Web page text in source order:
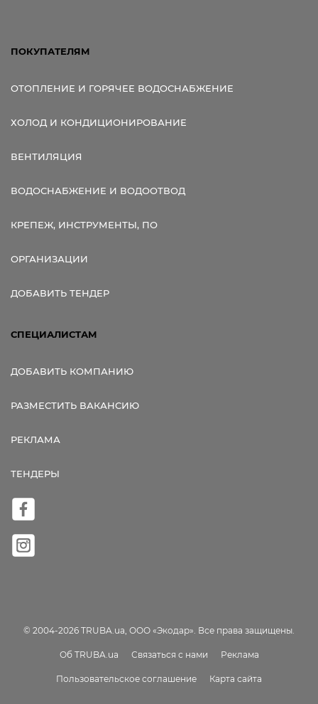
ПОКУПАТЕЛЯМ
ОТОПЛЕНИЕ И ГОРЯЧЕЕ ВОДОСНАБЖЕНИЕ
ХОЛОД И КОНДИЦИОНИРОВАНИЕ
ВЕНТИЛЯЦИЯ
ВОДОСНАБЖЕНИЕ И ВОДООТВОД
КРЕПЕЖ, ИНСТРУМЕНТЫ, ПО
ОРГАНИЗАЦИИ
ДОБАВИТЬ ТЕНДЕР
СПЕЦИАЛИСТАМ
ДОБАВИТЬ КОМПАНИЮ
РАЗМЕСТИТЬ ВАКАНСИЮ
РЕКЛАМА
ТЕНДЕРЫ
© 2004-2026 TRUBA.ua, ООО «Экодар». Все права защищены.
Об TRUBA.ua Связаться с нами Реклама
Пользовательское соглашение Карта сайта